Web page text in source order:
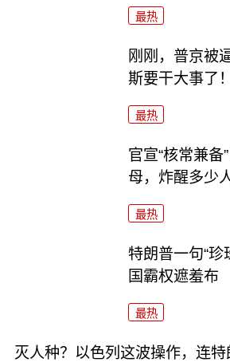
最热
刚刚，普京被
斯要干大事了！
最热
官宣“核常兼备
母，炸醒多少
最热
特朗普一句“珍
国霸权遮羞布
最热
灭人种？以色列这波操作，连特